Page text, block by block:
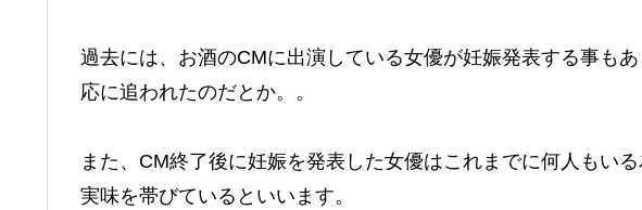
過去には、お酒のCMに出演している女優が妊娠発表する事も
応に追われたのだとか。。
また、CM終了後に妊娠を発表した女優はこれまでに何人もい
実味を帯びているといいます。